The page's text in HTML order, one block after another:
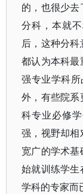
的，也很少去
分科，本就
后，这种分科
都认为本科
强专业学科
外，有些院
科专业必修
强，视野却
宽广的学术
始就训练学
学科的专家而